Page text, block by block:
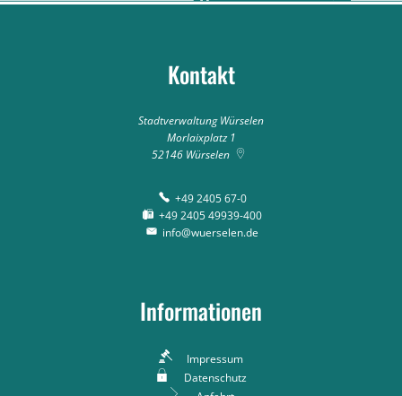
Kontakt
Stadtverwaltung Würselen
Morlaixplatz 1
52146 Würselen
+49 2405 67-0
+49 2405 49939-400
info@wuerselen.de
Informationen
Impressum
Datenschutz